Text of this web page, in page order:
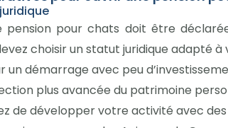
pension pour chats doit être
choisir un statut juridique adapté à
démarrage avec peu
plus avancée du patrimoine
de développer votre activité avec